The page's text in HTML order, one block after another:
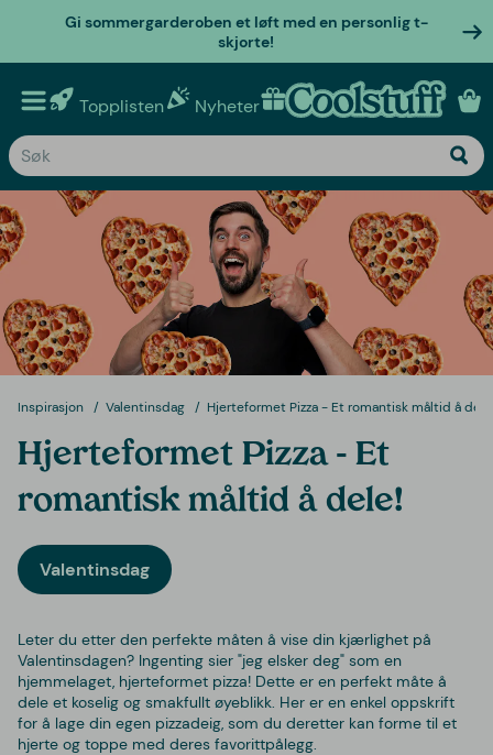
Gi sommergarderoben et løft med en personlig t-
skjorte!
Topplisten Nyheter Personlige gaver
Inspirasjon Valentinsdag Hjerteformet Pizza - Et romantisk måltid å
Hjerteformet Pizza - Et
romantisk måltid å dele!
Valentinsdag
Leter du etter den perfekte måten å vise din kjærlighet på
Valentinsdagen? Ingenting sier "jeg elsker deg" som en
hjemmelaget, hjerteformet pizza! Dette er en perfekt måte å
dele et koselig og smakfullt øyeblikk. Her er en enkel oppskrift
for å lage din egen pizzadeig, som du deretter kan forme til et
hjerte og toppe med deres favorittpålegg.